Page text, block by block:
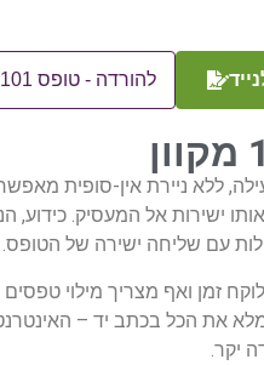
להורדה - טופס 101 PDF
ללא ניירת אין-סופית
אל המעסיק. כידוע,
עם שליחה ישירה של הטופס.
ואף מצריך מילוי טפסים
את הכל בכתב יד – האינטרנט,
יקר.